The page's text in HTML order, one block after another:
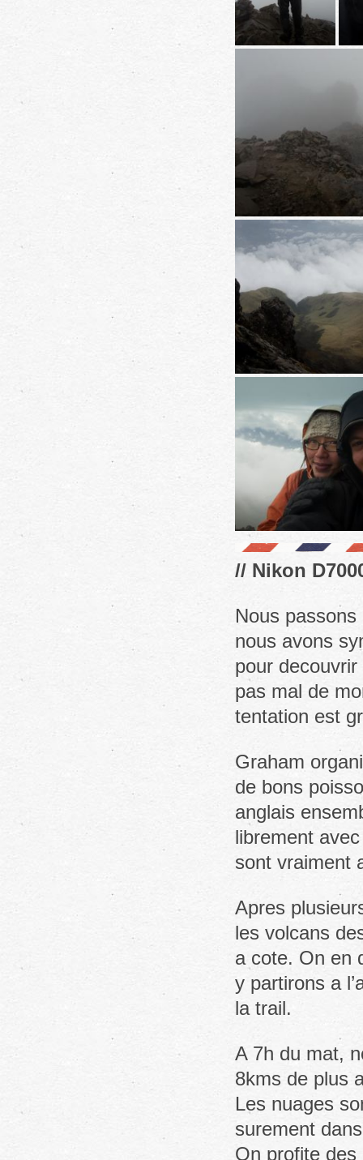
// Nikon
Nous
nous avons
pour
pas mal de
tentation est
Graham
de bons
anglais
librement
sont vraiment
Apres
les volcans
a cote. On en
y partirons a
la trail.
A 7h du mat,
8kms de plus
Les nuages
surement
On profite des